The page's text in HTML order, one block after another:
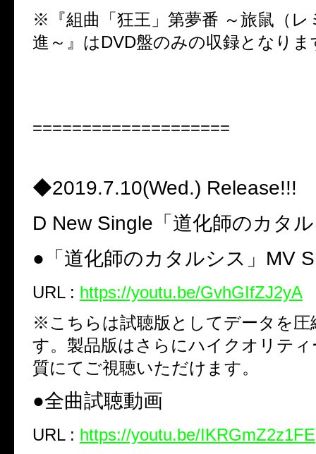
※『組曲「狂王」第夢番 ～旅鼠（レ
進～』はDVD盤のみの収録となりま
====================
◆2019.7.10(Wed.) Release!!!
D New Single「道化師のカタ
●「道化師のカタルシス」MV
URL : https://youtu.be/GvhGIfZJ2yA
※こちらは試聴版としてデータを圧
す。製品版はさらにハイクオリティ
質にてご視聴いただけます。
●全曲試聴動画
URL : https://youtu.be/IKRGmZ2z1FE